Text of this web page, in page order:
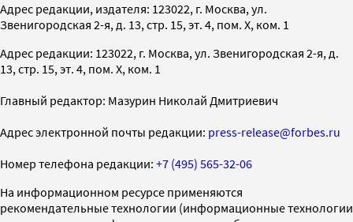
Адрес редакции, издателя: 123022, г. Москва, ул.
Звенигородская 2-я, д. 13, стр. 15, эт. 4, пом. X, ком. 1
Адрес редакции: 123022, г. Москва, ул. Звенигородская 2-я, д.
13, стр. 15, эт. 4, пом. X, ком. 1
Главный редактор: Мазурин Николай Дмитриевич
Адрес электронной почты редакции: press-release@forbes.ru
Номер телефона редакции: +7 (495) 565-32-06
На информационном ресурсе применяются
рекомендательные технологии (информационные технологии